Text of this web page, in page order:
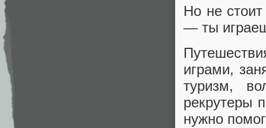
Но не
— ты
играми,
туризм,
рекрутеры
нужно